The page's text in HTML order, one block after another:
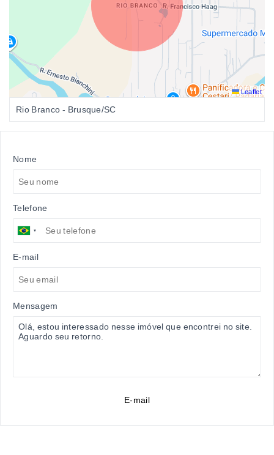
Leaflet
Rio Branco - Brusque/SC
Nome
Telefone
E-mail
Mensagem
E-mail